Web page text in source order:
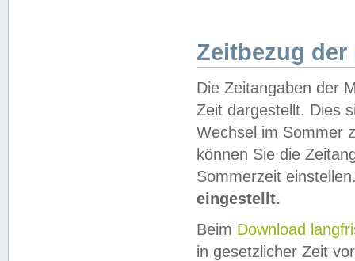
Zeitbezug der
Die Zeitangaben der
Zeit dargestellt. Dies
Wechsel im Sommer
können Sie die
Sommerzeit
eingestellt.
Beim Download
in gesetzlicher Zeit